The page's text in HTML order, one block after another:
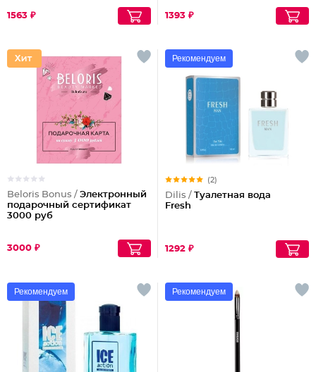
1563 ₽ 1393 ₽
Beloris Bonus / Электронный
подарочный сертификат
3000 руб
3000 ₽
Рекомендуем
(2)
Dilis / Туалетная вода
Fresh
1292 ₽
Рекомендуем Рекомендуем